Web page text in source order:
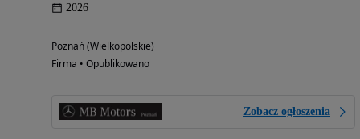
2026
Poznań (Wielkopolskie)
Firma • Opublikowano
Zobacz ogłoszenia